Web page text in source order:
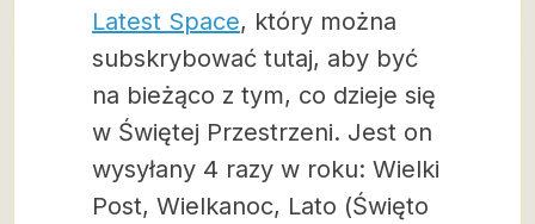
Latest Space, który można
subskrybować tutaj, aby być
na bieżąco z tym, co dzieje się
w Świętej Przestrzeni. Jest on
wysyłany 4 razy w roku: Wielki
Post, Wielkanoc, Lato (Święto